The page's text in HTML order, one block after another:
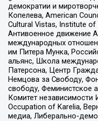
демократии и
Копелева, American
Cultural Vistas, Institute
Антивоенное движение
международных
им Питера Мунка,
альянс, Школа
Патерсона, Центр
Немцова за Свободу,
свободу, Феминистское
Комитет независимости
Occupation of Karelia,
медиа, Либерально-